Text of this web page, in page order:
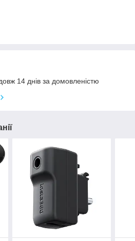
14 днів за домовленістю